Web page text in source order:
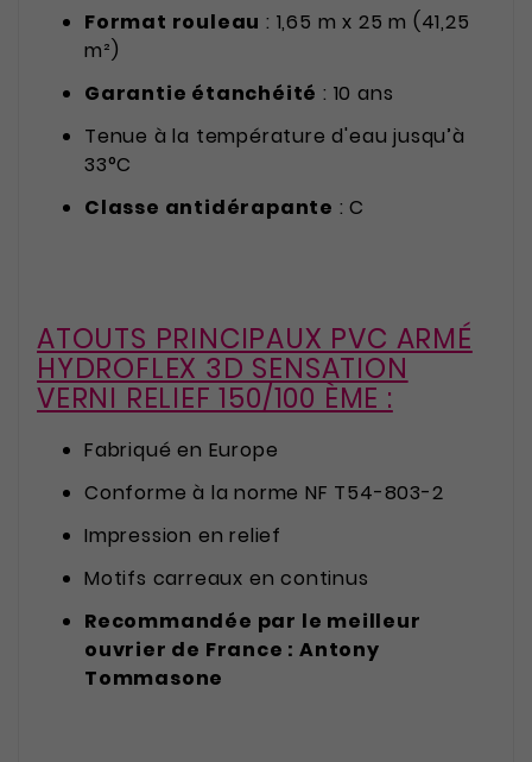
Format rouleau : 1,65 m x 25 m (41,25
m²)
Garantie étanchéité : 10 ans
Tenue à la température d'eau jusqu’à
33°C
Classe antidérapante : C
ATOUTS PRINCIPAUX PVC ARMÉ
HYDROFLEX 3D SENSATION
VERNI RELIEF 150/100 ÈME :
Fabriqué en Europe
Conforme à la norme NF T54-803-2
Impression en relief
Motifs carreaux en continus
Recommandée par le meilleur
ouvrier de France : Antony
Tommasone